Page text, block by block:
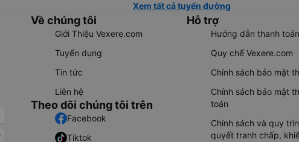
Xem tất cả tuyến đường
Về chúng tôi
Giới Thiệu Vexere.com
Tuyển dụng
Tin tức
Liên hệ
Theo dõi chúng tôi trên
Facebook
Tiktok
Hỗ trợ
Hướng dẫn thanh toán
Quy chế Vexere.com
Chính sách bảo mật
Chính sách bảo mật
toán
Chính sách và quy
quyết tranh chấp,